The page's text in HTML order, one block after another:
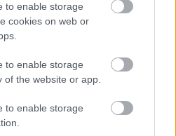
to enable storage
cookies on web or
to enable storage
of the website or app.
to enable storage
Csúcsuk tompa vagy
fonákjuk kékesen hamvas,
szőrösek. A virágok 5 cimpájúak,
sárgásfehérek vagy sárgák,
június között van, ritkán